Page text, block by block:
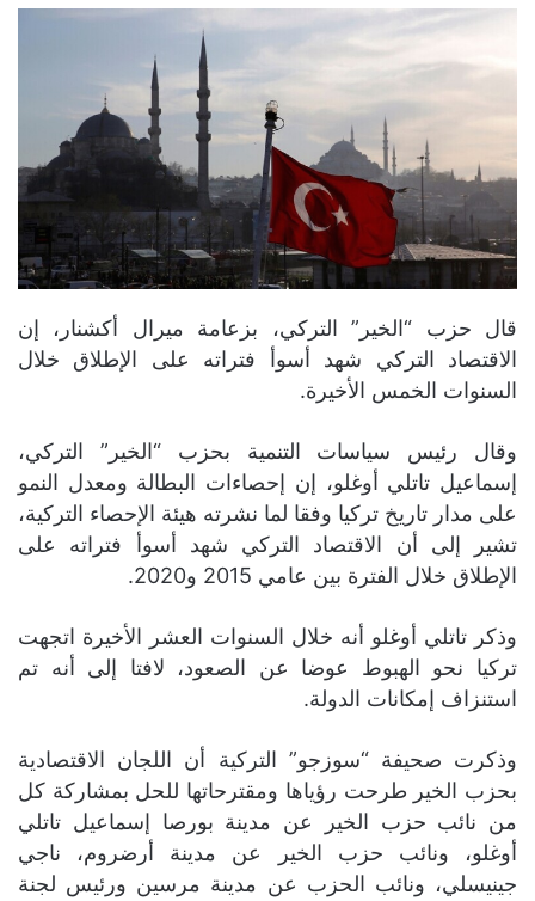
قال حزب “الخير” التركي، بزعامة ميرال أكشنار، إن
الاقتصاد التركي شهد أسوأ فتراته على الإطلاق خلال
السنوات الخمس الأخيرة.
وقال رئيس سياسات التنمية بحزب “الخير” التركي،
إسماعيل تاتلي أوغلو، إن إحصاءات البطالة ومعدل النمو
على مدار تاريخ تركيا وفقا لما نشرته هيئة الإحصاء التركية،
تشير إلى أن الاقتصاد التركي شهد أسوأ فتراته على
الإطلاق خلال الفترة بين عامي 2015 و2020.
وذكر تاتلي أوغلو أنه خلال السنوات العشر الأخيرة اتجهت
تركيا نحو الهبوط عوضا عن الصعود، لافتا إلى أنه تم
استنزاف إمكانات الدولة.
وذكرت صحيفة “سوزجو” التركية أن اللجان الاقتصادية
بحزب الخير طرحت رؤياها ومقترحاتها للحل بمشاركة كل
من نائب حزب الخير عن مدينة بورصا إسماعيل تاتلي
أوغلو، ونائب حزب الخير عن مدينة أرضروم، ناجي
جينيسلي، ونائب الحزب عن مدينة مرسين ورئيس لجنة